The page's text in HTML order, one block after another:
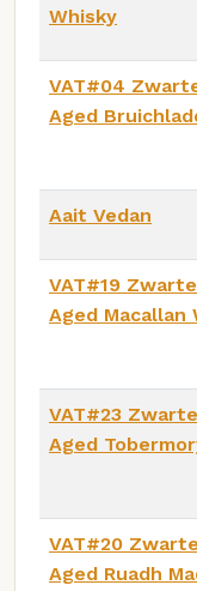
Whisky
VAT#04
Aged
Aait Vedan
VAT#19
Aged Macallan
VAT#23
Aged
VAT#20
Aged Ruadh